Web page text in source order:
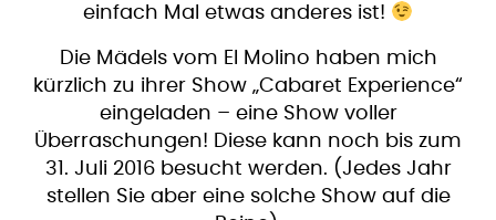
einfach Mal etwas anderes ist!
Die Mädels vom El Molino haben mich
kürzlich zu ihrer Show „Cabaret Experience“
eingeladen – eine Show voller
Überraschungen! Diese kann noch bis zum
31. Juli 2016 besucht werden. (Jedes Jahr
stellen Sie aber eine solche Show auf die